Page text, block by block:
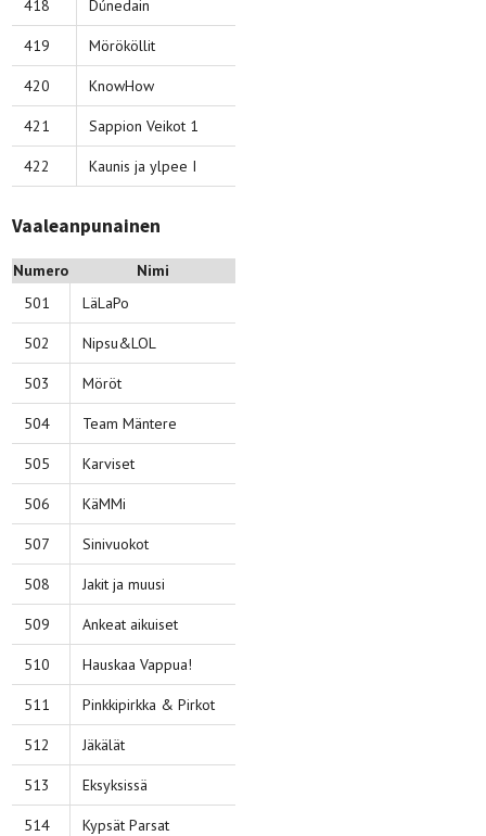
418 Dúnedain
419 Mörököllit
420 KnowHow
421 Sappion Veikot 1
422 Kaunis ja ylpee I
Vaaleanpunainen
Numero
Nimi
501
LäLaPo
502 Nipsu&LOL
503 Möröt
504 Team Mäntere
505 Karviset
506 KäMMi
507 Sinivuokot
508 Jakit ja muusi
509 Ankeat aikuiset
510 Hauskaa Vappua!
511 Pinkkipirkka & Pirkot
512 Jäkälät
513 Eksyksissä
514 Kypsät Parsat